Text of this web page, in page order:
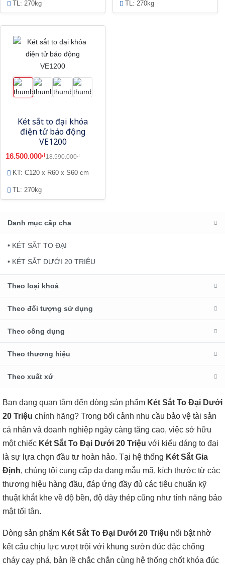
TL: 270kg TL: 270kg
Két sắt to đại khóa
điện tử báo động
VE1200
16.500.000₫18.590.000₫
KT: C120 x R60 x S60 cm
TL: 270kg
Danh mục cấp cha
• KÉT SẮT TO ĐẠI
• KÉT SẮT DƯỚI 20 TRIỆU
Theo loại khoá
Theo đối tượng sử dụng
Theo công dụng
Theo thương hiệu
Theo xuất xứ
Bạn đang quan tâm đến dòng sản phẩm Két Sắt To Đại Dưới
20 Triệu chính hãng? Trong bối cảnh nhu cầu bảo vệ tài sản
cá nhân và doanh nghiệp ngày càng tăng cao, việc sở hữu
một chiếc Két Sắt To Đại Dưới 20 Triệu với kiểu dáng to đại
là sự lựa chọn đầu tư hoàn hảo. Tại hệ thống Két Sắt Gia
Định, chúng tôi cung cấp đa dạng mẫu mã, kích thước từ các
thương hiệu hàng đầu, đáp ứng đầy đủ các tiêu chuẩn kỹ
thuật khắt khe về độ bền, độ dày thép cũng như tính năng bảo
mật tối tân.
Dòng sản phẩm Két Sắt To Đại Dưới 20 Triệu nổi bật nhờ
kết cấu chịu lực vượt trội với khung sườn đúc đặc chống
cháy cạy phá, bản lề chắc chắn cùng hệ thống chốt khóa đúc